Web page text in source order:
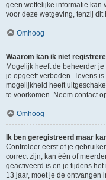
geen wettelijke informatie kan
voor deze wetgeving, tenzij
Omhoog
Waarom kan ik niet
Mogelijk heeft de beheerder
je opgeeft verboden. Tevens
mogelijkheid heeft
te voorkomen. Neem contact
Omhoog
Ik ben geregistreerd maar
Controleer eerst of je
correct zijn, kan één of
geactiveerd is en je tijdens
13 jaar, moet je de ontvangen